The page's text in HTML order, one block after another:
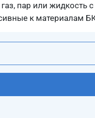
пар или жидкость
к материалам